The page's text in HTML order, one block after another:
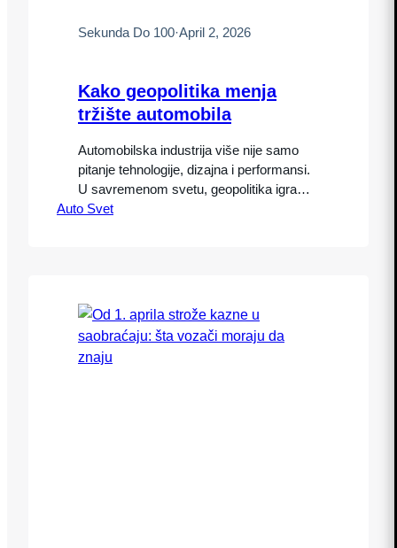
Sekunda Do 100·April 2, 2026
Kako geopolitika menja
tržište automobila
Automobilska industrija više nije samo
pitanje tehnologije, dizajna i performansi.
U savremenom svetu, geopolitika igra
ključnu ulogu u oblikovanju globalnog
konflikti direktno utiču na proizvodnju,
cene i dostupnost vozila. Razumevanje
kako geopolitika menja tržište…
Auto Svet